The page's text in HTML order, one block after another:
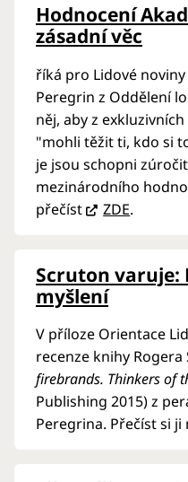
Hodnocení
zásadní věc
říká pro Lidové noviny
Peregrin z Oddělení
něj, aby z
"mohli těžit ti, kdo si
je jsou schopni
mezinárodního
přečíst
ZDE.
Scruton varuje:
myšlení
V příloze Orientace
recenze knihy Rogera
firebrands. Thinkers of
Publishing 2015) z
Peregrina. Přečíst si ji